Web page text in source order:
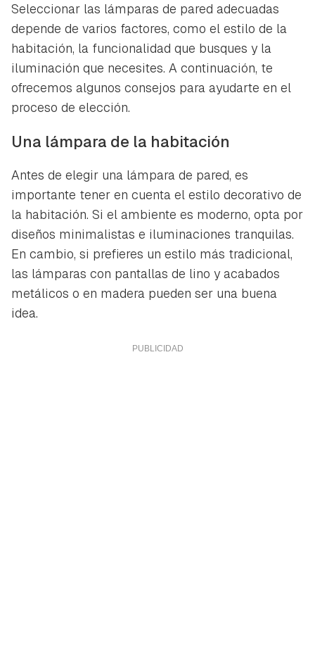
Seleccionar las lámparas de pared adecuadas
depende de varios factores, como el estilo de la
habitación, la funcionalidad que busques y la
iluminación que necesites. A continuación, te
ofrecemos algunos consejos para ayudarte en el
proceso de elección.
Una lámpara de la habitación
Antes de elegir una lámpara de pared, es
importante tener en cuenta el estilo decorativo de
la habitación. Si el ambiente es moderno, opta por
diseños minimalistas e iluminaciones tranquilas.
En cambio, si prefieres un estilo más tradicional,
las lámparas con pantallas de lino y acabados
metálicos o en madera pueden ser una buena
idea.